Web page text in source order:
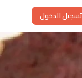
تسجيل الدخول